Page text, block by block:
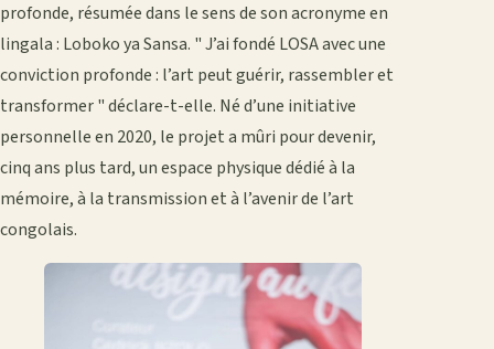
profonde, résumée dans le sens de son acronyme en
lingala : Loboko ya Sansa. " J’ai fondé LOSA avec une
conviction profonde : l’art peut guérir, rassembler et
transformer " déclare-t-elle. Né d’une initiative
personnelle en 2020, le projet a mûri pour devenir,
cinq ans plus tard, un espace physique dédié à la
mémoire, à la transmission et à l’avenir de l’art
congolais.